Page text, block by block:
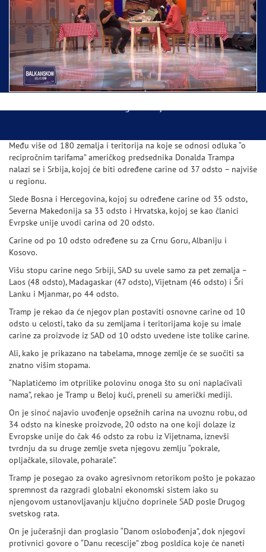
Ispraćaj Pojasa Presvete Bogorodice danas iz
Hrama Svetog Save
Među više od 180 zemalja i teritorija na koje se odnosi odluka “o
recipročnim tarifama” američkog predsednika Donalda Trampa
nalazi se i Srbija, kojoj će biti određene carine od 37 odsto – najviše
u regionu.
Slede Bosna i Hercegovina, kojoj su određene carine od 35 odsto,
Severna Makedonija sa 33 odsto i Hrvatska, kojoj se kao članici
Evrpske unije uvodi carina od 20 odsto.
Carine od po 10 odsto određene su za Crnu Goru, Albaniju i
Kosovo.
Višu stopu carine nego Srbiji, SAD su uvele samo za pet zemalja –
Laos (48 odsto), Madagaskar (47 odsto), Vijetnam (46 odsto) i Šri
Lanku i Mjanmar, po 44 odsto.
Tramp je rekao da će njegov plan postaviti osnovne carine od 10
odsto u celosti, tako da su zemljama i teritorijama koje su imale
carine za proizvode iz SAD od 10 odsto uvedene iste tolike carine.
Ali, kako je prikazano na tabelama, mnoge zemlje će se suočiti sa
znatno višim stopama.
“Naplatićemo im otprilike polovinu onoga što su oni naplaćivali
nama”, rekao je Tramp u Beloj kući, preneli su američki mediji.
On je sinoć najavio uvođenje opsežnih carina na uvoznu robu, od
34 odsto na kineske proizvode, 20 odsto na one koji dolaze iz
Evropske unije do čak 46 odsto za robu iz Vijetnama, iznevši
tvrdnju da su druge zemlje sveta njegovu zemlju “pokrale,
opljačkale, silovale, poharale”.
Tramp je posegao za ovako agresivnom retorikom pošto je pokazao
spremnost da razgradi globalni ekonomski sistem iako su
njengovom ustanovljavanju ključno doprinele SAD posle Drugog
svetskog rata.
On je jučerašnji dan proglasio “Danom oslobođenja”, dok njegovi
protivnici govore o “Danu recescije” zbog posldica koje će naneti